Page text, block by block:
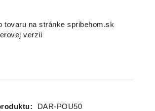
tovaru na stránke spribehom.sk
verzii
DAR-POU50